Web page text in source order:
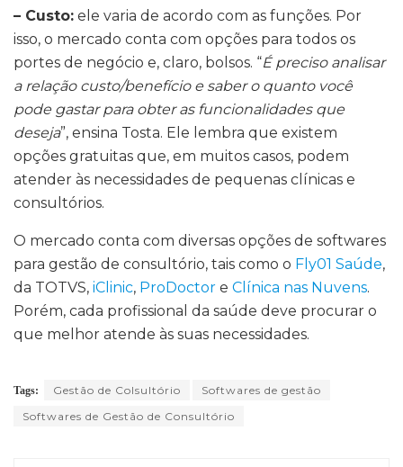
– Custo: ele varia de acordo com as funções. Por
isso, o mercado conta com opções para todos os
portes de negócio e, claro, bolsos. “É preciso analisar
a relação custo/benefício e saber o quanto você
pode gastar para obter as funcionalidades que
deseja”, ensina Tosta. Ele lembra que existem
opções gratuitas que, em muitos casos, podem
atender às necessidades de pequenas clínicas e
consultórios.
O mercado conta com diversas opções de softwares
para gestão de consultório, tais como o Fly01 Saúde,
da TOTVS, iClinic, ProDoctor e Clínica nas Nuvens.
Porém, cada profissional da saúde deve procurar o
que melhor atende às suas necessidades.
Tags: Gestão de Colsultório
Softwares de gestão
Softwares de Gestão de Consultório